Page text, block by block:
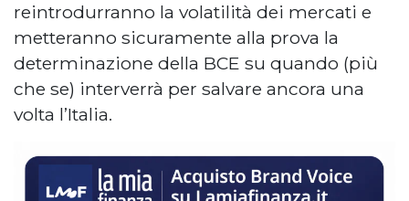
reintrodurranno la volatilità dei mercati e
metteranno sicuramente alla prova la
determinazione della BCE su quando (più
che se) interverrà per salvare ancora una
volta l’Italia.